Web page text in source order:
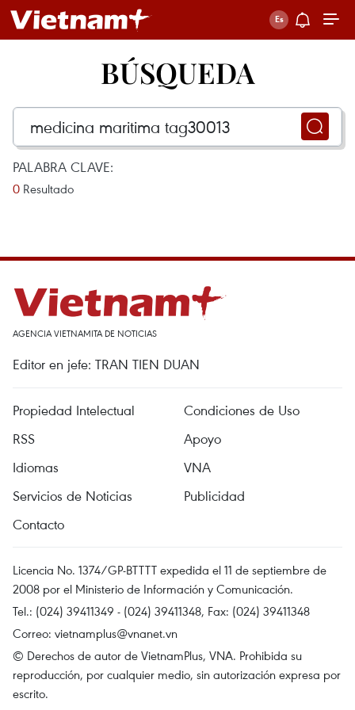
BÚSQUEDA
PALABRA CLAVE:
0 Resultado
AGENCIA VIETNAMITA DE NOTICIAS
Editor en jefe: TRAN TIEN DUAN
Propiedad Intelectual
Condiciones de Uso
RSS
Apoyo
Idiomas
VNA
Servicios de Noticias
Publicidad
Contacto
Licencia No. 1374/GP-BTTTT expedida el 11 de septiembre de
2008 por el Ministerio de Información y Comunicación.
Tel.: (024) 39411349 - (024) 39411348, Fax: (024) 39411348
Correo: vietnamplus@vnanet.vn
© Derechos de autor de VietnamPlus, VNA. Prohibida su
reproducción, por cualquier medio, sin autorización expresa por
escrito.